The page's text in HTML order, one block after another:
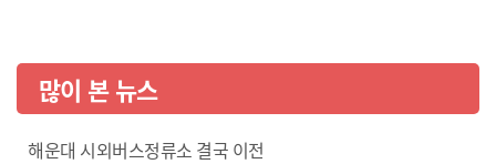
많이 본 뉴스
해운대 시외버스정류소 결국 이전